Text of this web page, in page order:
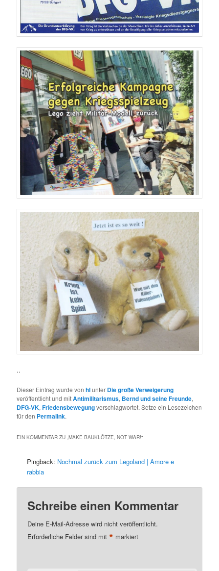
..
Dieser Eintrag wurde vonhlunter Die große Verweigerung
veröffentlicht und mitAntimilitarismus, Bernd und seine Freunde,
DFG-VK,Friedensbewegungverschlagwortet. Setze ein Lesezeichen
für den Permalink.
EIN KOMMENTAR ZU „MAKE BAUKLÖTZE, NOT WAR!“
Pingback: Nochmal zurück zum Legoland | Amore e
rabbia
Schreibe einen Kommentar
Deine E-Mail-Adresse wird nicht veröffentlicht.
Erforderliche Felder sind mit* markiert